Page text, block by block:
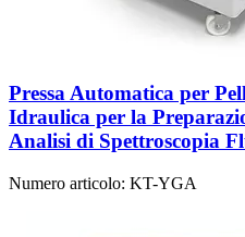
Pressa Automatica per
Idraulica per la
Analisi di Spettroscopia
Numero articolo: KT-YGA